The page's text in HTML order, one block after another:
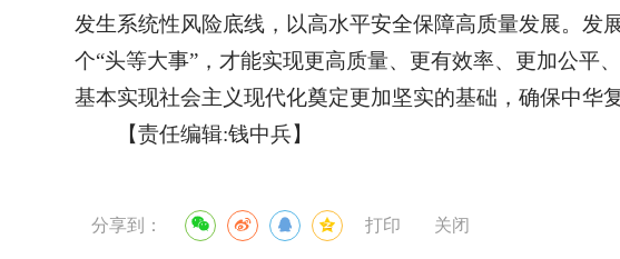
发生系统性风险底线，以高水平安全保障高质量发展。发
个“头等大事”，才能实现更高质量、更有效率、更加公平
基本实现社会主义现代化奠定更加坚实的基础，确保中华
【责任编辑:钱中兵】
分享到： 打印 关闭